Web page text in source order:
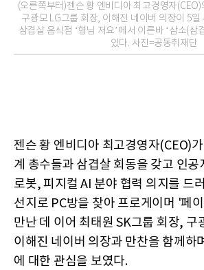
(오른쪽부터)젠슨 황 엔비디아 최고경영자
구광모 LG그룹 회장, 이해진 네이버 의장이 5일
삼겹살 음식점 ‘형님 저요’에서 이른바 ‘삼소(삼
있다. 사진=공동취재단
젠슨 황 엔비디아 최고경영자(CEO)
계 총수들과 삼겹살 회동을 갖고 인
로봇, 피지컬 AI 분야 협력 의지를 드
선지로 PC방을 찾아 프로게이머 '페
만난 데 이어 최태원 SK그룹 회장, 구
이해진 네이버 의장과 만찬을 함께하
에 대한 관심을 보였다.